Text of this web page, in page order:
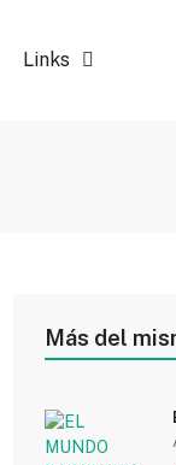
Links
Más del